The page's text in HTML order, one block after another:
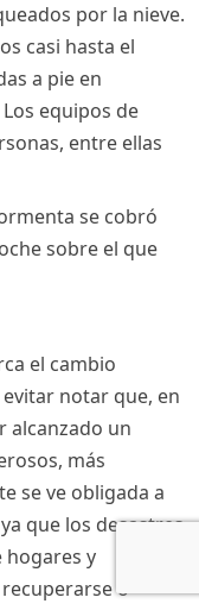
por la nieve.
casi hasta el
a pie en
equipos de
entre ellas
se cobró
sobre el que
el cambio
notar que, en
alcanzado un
más
se ve obligada a
que los desastres
y
o